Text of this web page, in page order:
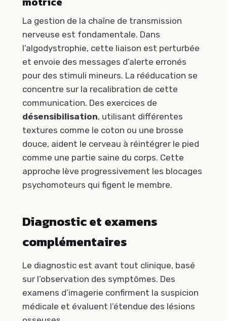
La gestion de la chaîne de transmission
nerveuse est fondamentale. Dans
l’algodystrophie, cette liaison est perturbée
et envoie des messages d’alerte erronés
pour des stimuli mineurs. La rééducation se
concentre sur la recalibration de cette
communication. Des exercices de
désensibilisation, utilisant différentes
textures comme le coton ou une brosse
douce, aident le cerveau à réintégrer le pied
comme une partie saine du corps. Cette
approche lève progressivement les blocages
psychomoteurs qui figent le membre.
Diagnostic et examens
complémentaires
Le diagnostic est avant tout clinique, basé
sur l’observation des symptômes. Des
examens d’imagerie confirment la suspicion
médicale et évaluent l’étendue des lésions